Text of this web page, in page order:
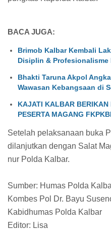
BACA JUGA:
Brimob Kalbar Kembali
Disiplin & Profesionalisme
Bhakti Taruna Akpol
Wawasan Kebangsaan di
KAJATI KALBAR BERIKAN
PESERTA MAGANG
Setelah pelaksanaan buka
dilanjutkan dengan Salat
nur Polda Kalbar.
Sumber: Humas Polda
Kombes Pol Dr. Bayu
Kabidhumas Polda Kalbar
Editor: Lisa